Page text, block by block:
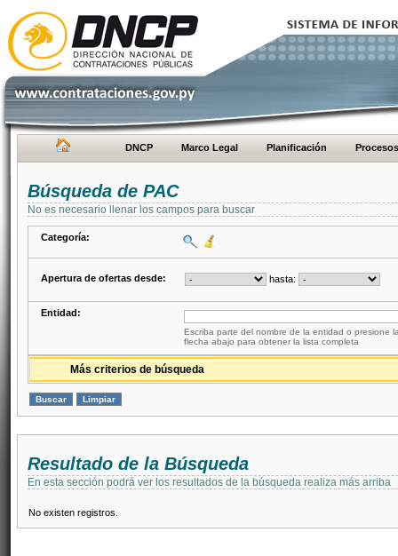
DNCP Marco Legal Planificación Procesos
Búsqueda de PAC
No es necesario llenar los campos para buscar
Categoría:
Apertura de ofertas desde: hasta:
Entidad:
Escriba parte del nombre de la entidad o presione
flecha abajo para obtener la lista completa
Más criterios de búsqueda
Resultado de la Búsqueda
En esta sección podrá ver los resultados de la búsqueda realiza más arriba
No existen registros.